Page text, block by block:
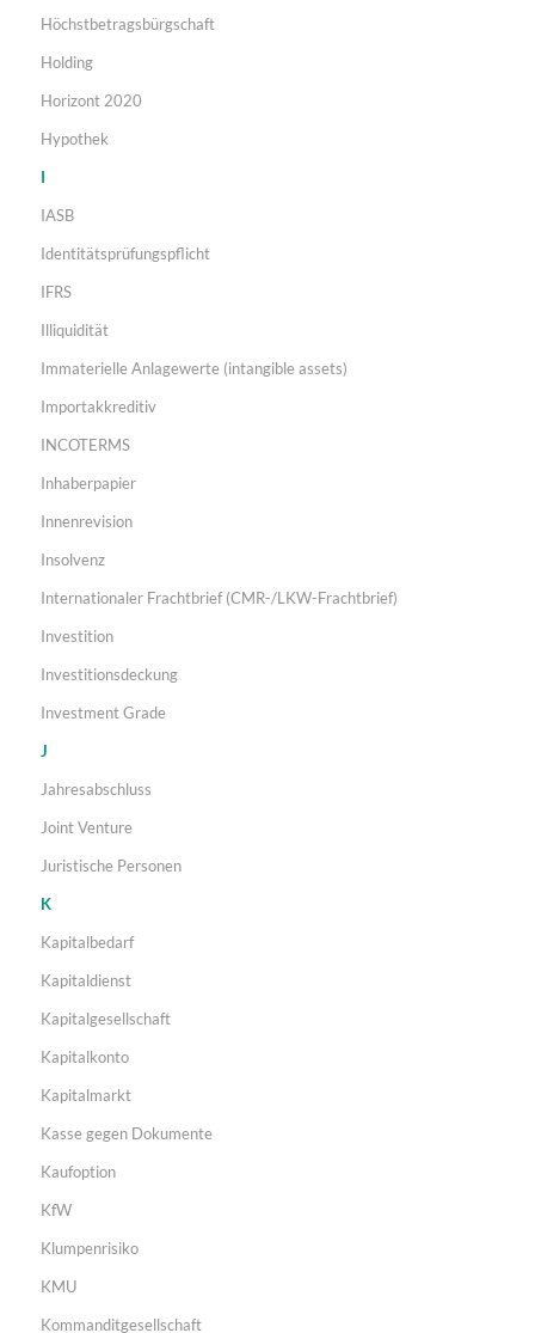
Höchstbetragsbürgschaft
Holding
Horizont 2020
Hypothek
I
IASB
Identitätsprüfungspflicht
IFRS
Illiquidität
Immaterielle Anlagewerte (intangible assets)
Importakkreditiv
INCOTERMS
Inhaberpapier
Innenrevision
Insolvenz
Internationaler Frachtbrief (CMR-/LKW-Frachtbrief)
Investition
Investitionsdeckung
Investment Grade
J
Jahresabschluss
Joint Venture
Juristische Personen
K
Kapitalbedarf
Kapitaldienst
Kapitalgesellschaft
Kapitalkonto
Kapitalmarkt
Kasse gegen Dokumente
Kaufoption
KfW
Klumpenrisiko
KMU
Kommanditgesellschaft